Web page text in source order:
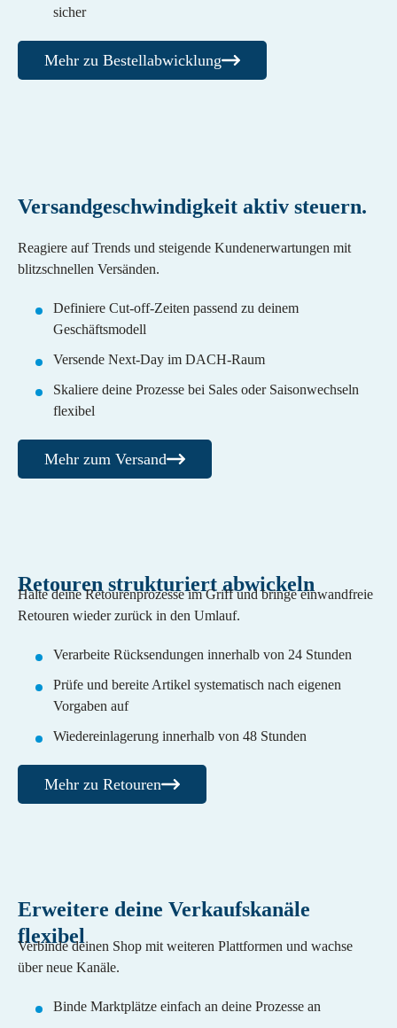
sicher
Mehr zu Bestellabwicklung
Versandgeschwindigkeit aktiv steuern.​
Reagiere auf Trends und steigende Kundenerwartungen mit
blitzschnellen Versänden.
Definiere Cut-off-Zeiten passend zu deinem
Geschäftsmodell
Versende Next-Day im DACH-Raum
Skaliere deine Prozesse bei Sales oder Saisonwechseln
flexibel
Mehr zum Versand
Retouren strukturiert abwickeln
Halte deine Retourenprozesse im Griff und bringe einwandfreie
Retouren wieder zurück in den Umlauf.
Verarbeite Rücksendungen innerhalb von 24 Stunden
Prüfe und bereite Artikel systematisch nach eigenen
Vorgaben auf
Wiedereinlagerung innerhalb von 48 Stunden
Mehr zu Retouren
Erweitere deine Verkaufskanäle
flexibel
Verbinde deinen Shop mit weiteren Plattformen und wachse
über neue Kanäle.
Binde Marktplätze einfach an deine Prozesse an